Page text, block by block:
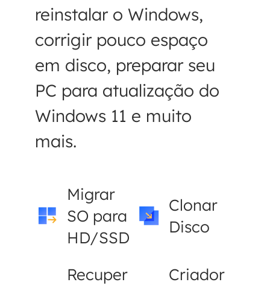
reinstalar o Windows,
corrigir pouco espaço
em disco, preparar seu
PC para atualização do
Windows 11 e muito
mais.
Migrar
SO para
HD/SSD
Clonar
Disco
Recuper
Criador